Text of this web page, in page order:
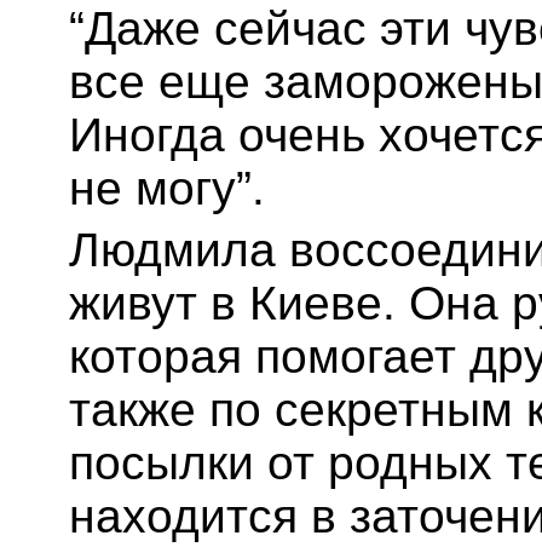
“Даже сейчас эти
все еще
Иногда очень
не могу”.
Людмила
живут в Киеве. Она
которая помогает
также по секретным
посылки от родных
находится в